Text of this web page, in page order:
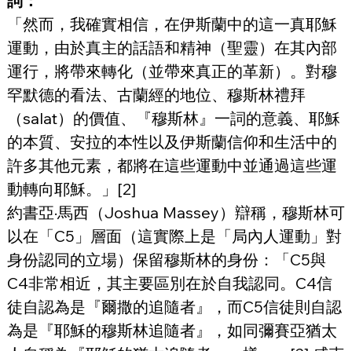
「然而，我確實相信，在伊斯蘭中的這一真耶穌
運動，由於真主的話語和精神（聖靈）在其內部
運行，將帶來轉化（並帶來真正的革新）。對穆
罕默德的看法、古蘭經的地位、穆斯林禮拜
（salat）的價值、『穆斯林』一詞的意義、耶穌
的本質、安拉的本性以及伊斯蘭信仰和生活中的
許多其他元素，都將在這些運動中並通過這些運
動轉向耶穌。」[2]
約書亞·馬西（Joshua Massey）辯稱，穆斯林可
以在「C5」層面（這實際上是「局內人運動」對
身份認同的立場）保留穆斯林的身份：「C5與
C4非常相近，其主要區別在於自我認同。C4信
徒自認為是『爾撒的追隨者』，而C5信徒則自認
為是『耶穌的穆斯林追隨者』，如同彌賽亞猶太